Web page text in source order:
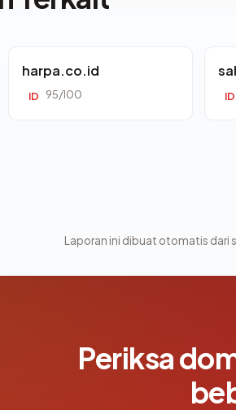
harpa.co.id
ID 95/100 ID
Laporan ini dibuat otomatis dari
Periksa